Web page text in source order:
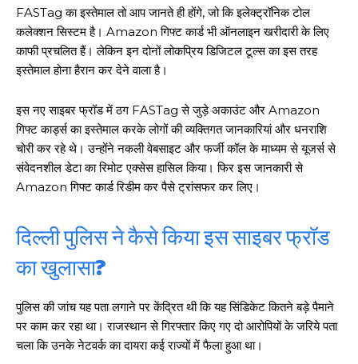
FASTag का इस्तेमाल तो आप जानते ही होंगे, जो कि इलेक्ट्रॉनिक टोल
कलेक्शन सिस्टम है। Amazon गिफ्ट कार्ड भी ऑनलाइन खरीदारी के लिए
काफी प्रचलित हैं। लेकिन इन दोनों लोकप्रिय डिजिटल टूल्स का इस तरह
इस्तेमाल होना हैरान कर देने वाला है।
इस नए साइबर फ्रॉड में ठग FASTag से जुड़े अकाउंट और Amazon
गिफ्ट कार्ड्स का इस्तेमाल करके लोगों की व्यक्तिगत जानकारियां और धनराशि
चोरी कर रहे थे। उन्होंने नकली वेबसाइट और फर्जी कॉल के माध्यम से यूजर्स से
संवेदनशील डेटा का रिमोट एक्सेस हासिल किया। फिर इस जानकारी से
Amazon गिफ्ट कार्ड रिडीम कर पैसे ट्रांसफर कर लिए।
दिल्ली पुलिस ने कैसे किया इस साइबर फ्रॉड
का खुलासा?
पुलिस की जांच यह पता लगाने पर केंद्रित थी कि यह सिंडिकेट कितने बड़े पैमाने
पर काम कर रहा था। राजस्थान से गिरफ्तार किए गए दो आरोपियों के जरिये पता
चला कि उनके नेटवर्क का दायरा कई राज्यों में फैला हुआ था।